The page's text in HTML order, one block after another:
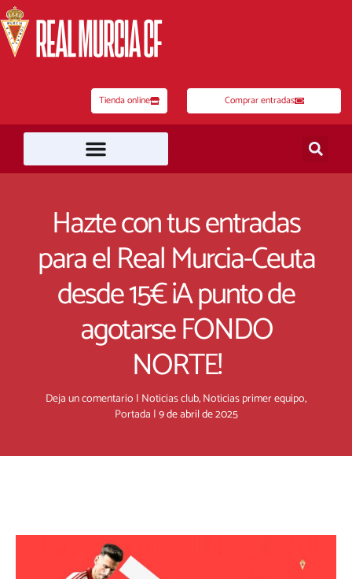
al
contenido
Tienda online Comprar entradas
Hazte con tus entradas
para el Real Murcia-Ceuta
desde 15€ ¡A punto de
agotarse FONDO
NORTE!
Deja un comentario | Noticias club,Noticias primer equipo,
Portada |9 de abril de 2025